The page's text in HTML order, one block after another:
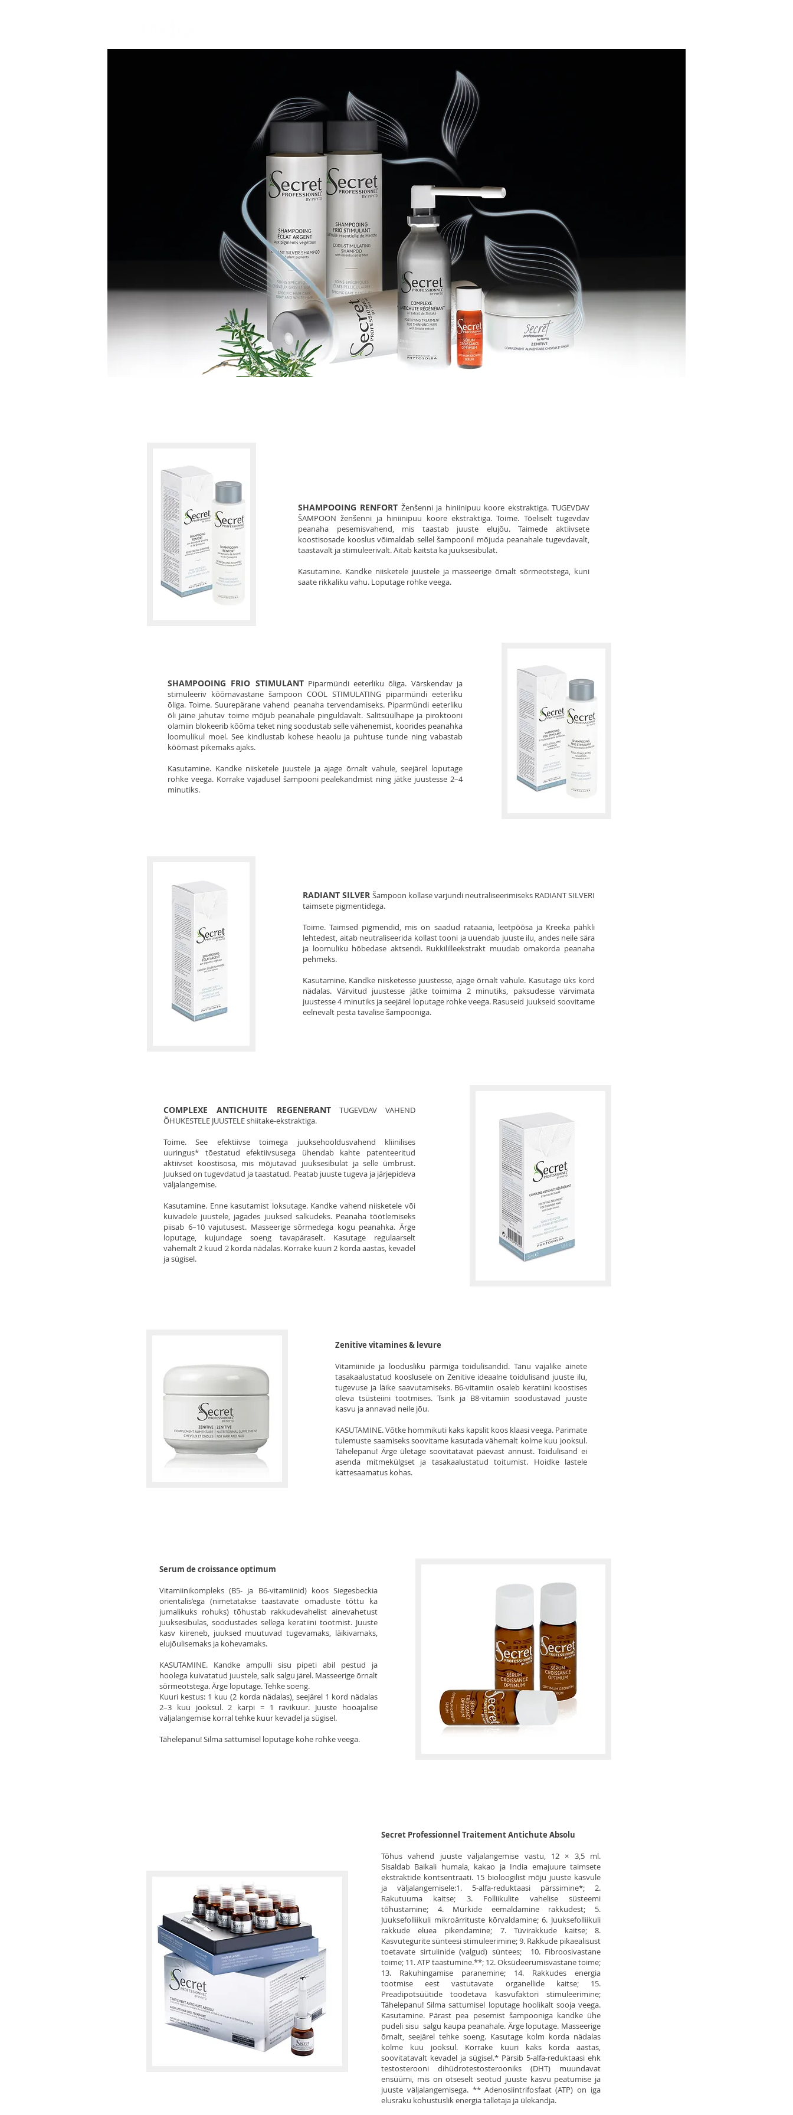
SHAMPOOING RENFORT Ženšenni ja hiniinipuu koore ekstraktiga. TUGEVDAV
ŠAMPOON ženšenni ja hiniinipuu koore ekstraktiga. Toime. Tõeliselt tugevdav
peanaha pesemisvahend, mis taastab juuste elujõu. Taimede aktiivsete
koostisosade kooslus võimaldab sellel šampoonil mõjuda peanahale tugevdavalt,
taastavalt ja stimuleerivalt. Aitab kaitsta ka juuksesibulat.
Kasutamine. Kandke niisketele juustele ja masseerige õrnalt sõrmeotstega, kuni
saate rikkaliku vahu. Loputage rohke veega.
SHAMPOOING FRIO STIMULANTPiparmündi eeterliku õliga. Värskendav ja
stimuleeriv kõõmavastane šampoon COOL STIMULATING piparmündi eeterliku
õliga. Toime. Suurepärane vahend peanaha tervendamiseks. Piparmündi eeterliku
õli jäine jahutav toime mõjub peanahale pinguldavalt. Salitsüülhape ja piroktooni
olamiin blokeerib kõõma teket ning soodustab selle vähenemist, koorides peanahka
loomulikul moel. See kindlustab kohese heaolu ja puhtuse tunde ning vabastab
kõõmast pikemaks ajaks.
Kasutamine. Kandke niisketele juustele ja ajage õrnalt vahule, seejärel loputage
rohke veega. Korrake vajadusel šampooni pealekandmist ning jätke juustesse 2–4
minutiks.
RADIANT SILVER Šampoon kollase varjundi neutraliseerimiseks RADIANT SILVERI
taimsete pigmentidega.
Toime. Taimsed pigmendid, mis on saadud rataania, leetpõõsa ja Kreeka pähkli
lehtedest, aitab neutraliseerida kollast tooni ja uuendab juuste ilu, andes neile sära
ja loomuliku hõbedase aktsendi. Rukkililleekstrakt muudab omakorda peanaha
pehmeks.
Kasutamine. Kandke niisketesse juustesse, ajage õrnalt vahule. Kasutage üks kord
nädalas. Värvitud juustesse jätke toimima 2 minutiks, paksudesse värvimata
juustesse 4 minutiks ja seejärel loputage rohke veega. Rasuseid juukseid soovitame
eelnevalt pesta tavalise šampooniga.
COMPLEXE ANTICHUITE REGENERANTTUGEVDAV VAHEND
ÕHUKESTELE JUUSTELE shiitake-ekstraktiga.
Toime. See efektiivse toimega juuksehooldusvahend kliinilises
uuringus* tõestatud efektiivsusega ühendab kahte patenteeritud
aktiivset koostisosa, mis mõjutavad juuksesibulat ja selle ümbrust.
Juuksed on tugevdatud ja taastatud. Peatab juuste tugeva ja järjepideva
väljalangemise.
Kasutamine. Enne kasutamist loksutage. Kandke vahend niisketele või
kuivadele juustele, jagades juuksed salkudeks. Peanaha töötlemiseks
piisab 6–10 vajutusest. Masseerige sõrmedega kogu peanahka. Ärge
loputage, kujundage soeng tavapäraselt. Kasutage regulaarselt
vähemalt 2 kuud 2 korda nädalas. Korrake kuuri 2 korda aastas, kevadel
ja sügisel.
Zenitive vitamines & levure
Vitamiinide ja loodusliku pärmiga toidulisandid. Tänu vajalike ainete
tasakaalustatud kooslusele on Zenitive ideaalne toidulisand juuste ilu,
tugevuse ja läike saavutamiseks. B6-vitamiin osaleb keratiini koostises
oleva tsüsteiini tootmises. Tsink ja B8-vitamiin soodustavad juuste
kasvu ja annavad neile jõu.
KASUTAMINE. Võtke hommikuti kaks kapslit koos klaasi veega. Parimate
tulemuste saamiseks soovitame kasutada vähemalt kolme kuu jooksul.
Tähelepanu! Ärge ületage soovitatavat päevast annust. Toidulisand ei
asenda mitmekülgset ja tasakaalustatud toitumist. Hoidke lastele
kättesaamatus kohas.
Serum de croissance optimum
Vitamiinikompleks (B5- ja B6-vitamiinid) koos Siegesbeckia
orientalis’ega (nimetatakse taastavate omaduste tõttu ka
jumalikuks rohuks) tõhustab rakkudevahelist ainevahetust
juuksesibulas, soodustades sellega keratiini tootmist. Juuste
kasv kiireneb, juuksed muutuvad tugevamaks, läikivamaks,
elujõulisemaks ja kohevamaks.
KASUTAMINE. Kandke ampulli sisu pipeti abil pestud ja
hoolega kuivatatud juustele, salk salgu järel. Masseerige õrnalt
sõrmeotstega. Ärge loputage. Tehke soeng.
Kuuri kestus: 1 kuu (2 korda nädalas), seejärel 1 kord nädalas
2–3 kuu jooksul. 2 karpi = 1 ravikuur. Juuste hooajalise
väljalangemise korral tehke kuur kevadel ja sügisel.
Tähelepanu! Silma sattumisel loputage kohe rohke veega.
Secret Professionnel Traitement Antichute Absolu
Tõhus vahend juuste väljalangemise vastu, 12 × 3,5 ml.
Sisaldab Baikali humala, kakao ja India emajuure taimsete
ekstraktide kontsentraati. 15 bioloogilist mõju juuste kasvule
ja väljalangemisele:1. 5-alfa-reduktaasi pärssimine*; 2.
Rakutuuma kaitse; 3. Folliikulite vahelise süsteemi
tõhustamine; 4. Mürkide eemaldamine rakkudest; 5.
Juuksefolliikuli mikroärrituste kõrvaldamine; 6. Juuksefolliikuli
rakkude eluea pikendamine; 7. Tüvirakkude kaitse; 8.
Kasvutegurite sünteesi stimuleerimine; 9. Rakkude pikaealisust
toetavate sirtuiinide (valgud) süntees; 10. Fibroosivastane
toime; 11. ATP taastumine.**; 12. Oksüdeerumisvastane toime;
13. Rakuhingamise paranemine; 14. Rakkudes energia
tootmise eest vastutavate organellide kaitse; 15.
Preadipotsüütide toodetava kasvufaktori stimuleerimine;
Tähelepanu! Silma sattumisel loputage hoolikalt sooja veega.
Kasutamine. Pärast pea pesemist šampooniga kandke ühe
pudeli sisu salgu kaupa peanahale. Ärge loputage. Masseerige
õrnalt, seejärel tehke soeng. Kasutage kolm korda nädalas
kolme kuu jooksul. Korrake kuuri kaks korda aastas,
soovitatavalt kevadel ja sügisel.* Pärsib 5-alfa-reduktaasi ehk
testosterooni dihüdrotestosterooniks (DHT) muundavat
ensüümi, mis on otseselt seotud juuste kasvu peatumise ja
juuste väljalangemisega. ** Adenosiintrifosfaat (ATP) on iga
elusraku kohustuslik energia talletaja ja ülekandja.